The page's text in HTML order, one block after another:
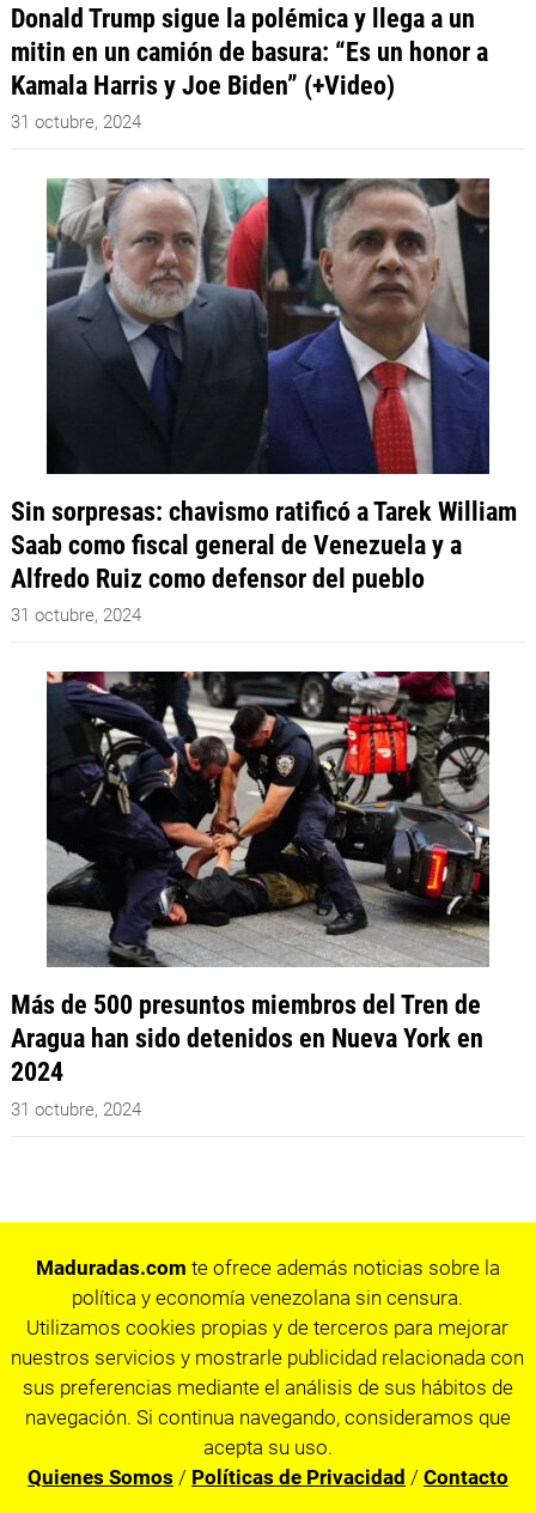
Donald Trump sigue la polémica y llega a un
mitin en un camión de basura: “Es un honor a
Kamala Harris y Joe Biden” (+Video)
31 octubre, 2024
Sin sorpresas: chavismo ratificó a Tarek William
Saab como fiscal general de Venezuela y a
Alfredo Ruiz como defensor del pueblo
31 octubre, 2024
Más de 500 presuntos miembros del Tren de
Aragua han sido detenidos en Nueva York en
2024
31 octubre, 2024
Maduradas.com te ofrece además noticias sobre la
política y economía venezolana sin censura.
Utilizamos cookies propias y de terceros para mejorar
nuestros servicios y mostrarle publicidad relacionada con
sus preferencias mediante el análisis de sus hábitos de
navegación. Si continua navegando, consideramos que
acepta su uso.
Quienes Somos / Políticas de Privacidad / Contacto